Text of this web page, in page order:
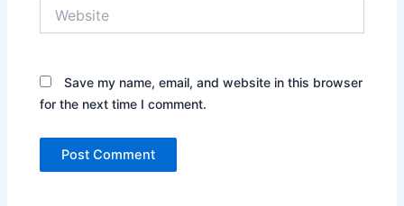
Save my name, email, and website in this browser
for the next time I comment.